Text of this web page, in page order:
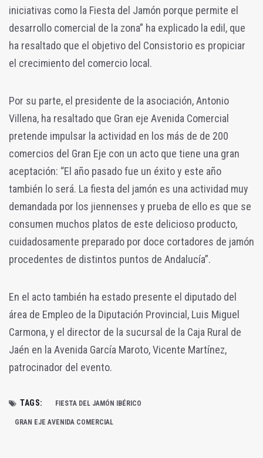
iniciativas como la Fiesta del Jamón porque permite el
desarrollo comercial de la zona” ha explicado la edil, que
ha resaltado que el objetivo del Consistorio es propiciar
el crecimiento del comercio local.
Por su parte, el presidente de la asociación, Antonio
Villena, ha resaltado que Gran eje Avenida Comercial
pretende impulsar la actividad en los más de de 200
comercios del Gran Eje con un acto que tiene una gran
aceptación: “El año pasado fue un éxito y este año
también lo será. La fiesta del jamón es una actividad muy
demandada por los jiennenses y prueba de ello es que se
consumen muchos platos de este delicioso producto,
cuidadosamente preparado por doce cortadores de jamón
procedentes de distintos puntos de Andalucía”.
En el acto también ha estado presente el diputado del
área de Empleo de la Diputación Provincial, Luis Miguel
Carmona, y el director de la sucursal de la Caja Rural de
Jaén en la Avenida García Maroto, Vicente Martínez,
patrocinador del evento.
TAGS: FIESTA DEL JAMÓN IBÉRICO
GRAN EJE AVENIDA COMERCIAL